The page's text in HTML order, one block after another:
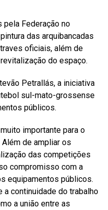
pela Federação no
das arquibancadas
oficiais, além de
do espaço.
Petrallás, a iniciativa
sul-mato-grossense
públicos.
importante para o
de ampliar os
das competições
compromisso com a
equipamentos públicos.
continuidade do trabalho
a união entre as